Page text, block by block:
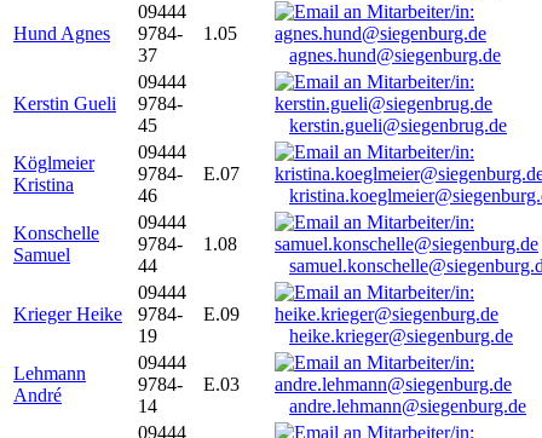
Hund Agnes
09444
9784-
37
1.05
agnes.hund@siegenburg.de
Kerstin Gueli
09444
9784-
45
kerstin.gueli@siegenbrug.de
Köglmeier
Kristina
09444
9784-
46
E.07
Konschelle
Samuel
09444
9784-
44
1.08
Krieger Heike
09444
9784-
19
E.09
heike.krieger@siegenburg.de
Lehmann
André
09444
9784-
14
E.03
andre.lehmann@siegenburg.de
09444